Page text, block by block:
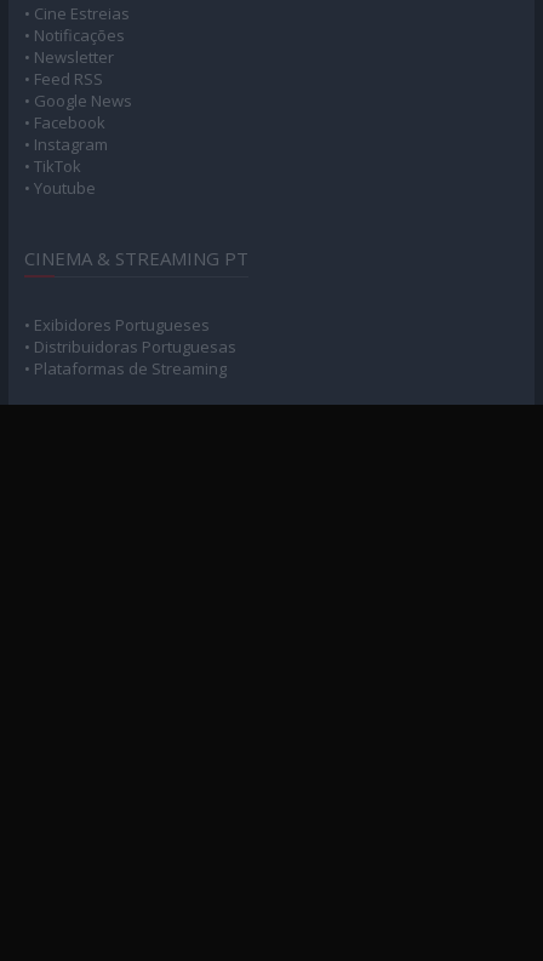
• Cine Estreias
• Notificações
• Newsletter
• Feed RSS
• Google News
• Facebook
• Instagram
• TikTok
• Youtube
CINEMA & STREAMING PT
• Exibidores Portugueses
• Distribuidoras Portuguesas
• Plataformas de Streaming